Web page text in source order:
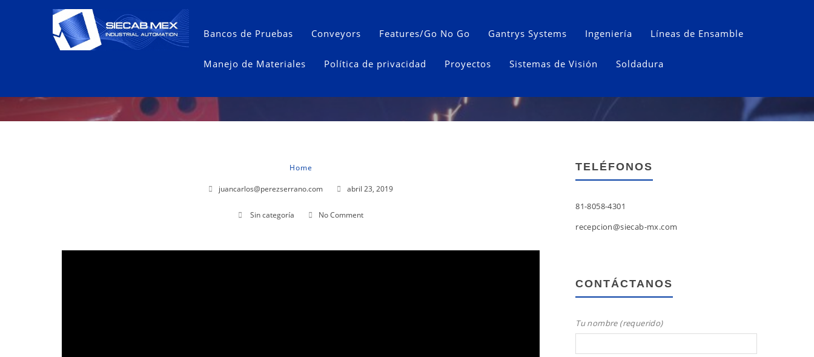
Bancos de Pruebas Conveyors Features/Go No Go Gantrys Systems Ingeniería Líneas de Ensamble
Manejo de Materiales Política de privacidad Proyectos Sistemas de Visión Soldadura
Home
juancarlos@perezserrano.com abril 23, 2019
Sin categoría No Comment
TELÉFONOS
81-8058-4301
recepcion@siecab-mx.com
CONTÁCTANOS
Tu nombre (requerido)